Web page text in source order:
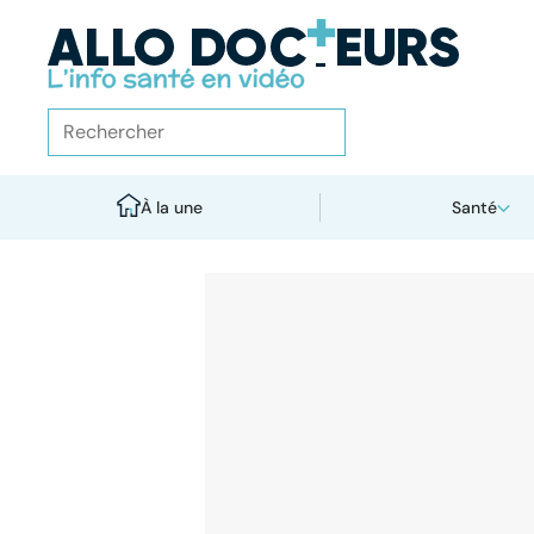
À la une Santé